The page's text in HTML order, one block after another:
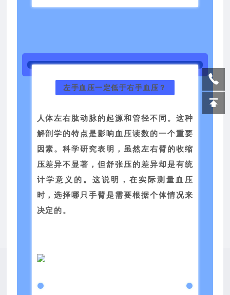
左手血压一定低于右手血压？
人体左右肱动脉的起源和管径不同。这种
解剖学的特点是影响血压读数的一个重要
因素。科学研究表明，虽然左右臂的收缩
压差异不显著，但舒张压的差异却是有统
计学意义的。这说明，在实际测量血压
时，选择哪只手臂是需要根据个体情况来
决定的。